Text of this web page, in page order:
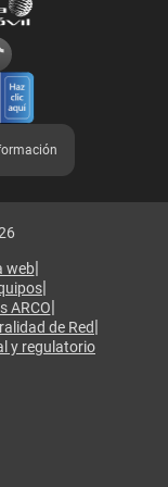
web|
|
ARCO|
de Red|
y regulatorio